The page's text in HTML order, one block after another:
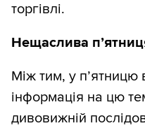
торгівлі.
Нещаслива
Між тим, у п’ятницю
інформація на цю
дивовижній